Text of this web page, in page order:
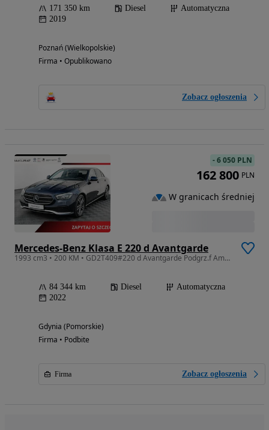
171 350 km Diesel
Automatyczna
2019
Poznań (Wielkopolskie)
Firma • Opublikowano
Zobacz ogłoszenia
Mercedes-Benz Klasa E 220 d Avantgarde
1993 cm3 • 200 KM • GD2T409#220 d Avantgarde Podgrz.f Ambient Drewno Salon PL VAT23%
84 344 km Diesel
Automatyczna
2022
Gdynia (Pomorskie)
Firma • Podbite
Firma Zobacz ogłoszenia
-6 050 PLN
162 800 PLN
W granicach średniej